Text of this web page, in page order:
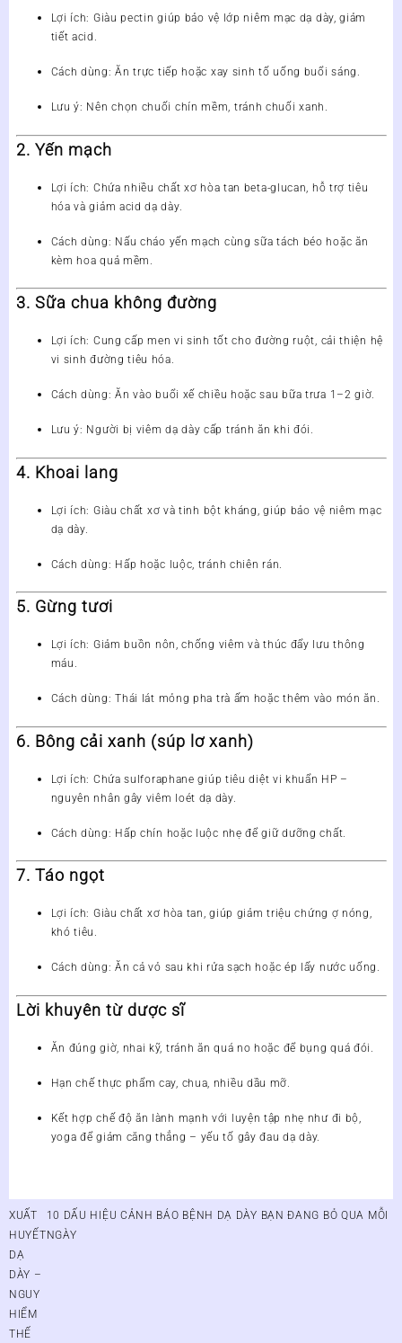
Lợi ích: Giàu pectin giúp bảo vệ lớp niêm mạc dạ dày, giảm
tiết acid.
Cách dùng: Ăn trực tiếp hoặc xay sinh tố uống buổi sáng.
Lưu ý: Nên chọn chuối chín mềm, tránh chuối xanh.
2. Yến mạch
Lợi ích: Chứa nhiều chất xơ hòa tan beta-glucan, hỗ trợ tiêu
hóa và giảm acid dạ dày.
Cách dùng: Nấu cháo yến mạch cùng sữa tách béo hoặc ăn
kèm hoa quả mềm.
3. Sữa chua không đường
Lợi ích: Cung cấp men vi sinh tốt cho đường ruột, cải thiện hệ
vi sinh đường tiêu hóa.
Cách dùng: Ăn vào buổi xế chiều hoặc sau bữa trưa 1–2 giờ.
Lưu ý: Người bị viêm dạ dày cấp tránh ăn khi đói.
4. Khoai lang
Lợi ích: Giàu chất xơ và tinh bột kháng, giúp bảo vệ niêm mạc
dạ dày.
Cách dùng: Hấp hoặc luộc, tránh chiên rán.
5. Gừng tươi
Lợi ích: Giảm buồn nôn, chống viêm và thúc đẩy lưu thông
máu.
Cách dùng: Thái lát mỏng pha trà ấm hoặc thêm vào món ăn.
6. Bông cải xanh (súp lơ xanh)
Lợi ích: Chứa sulforaphane giúp tiêu diệt vi khuẩn HP –
nguyên nhân gây viêm loét dạ dày.
Cách dùng: Hấp chín hoặc luộc nhẹ để giữ dưỡng chất.
7. Táo ngọt
Lợi ích: Giàu chất xơ hòa tan, giúp giảm triệu chứng ợ nóng,
khó tiêu.
Cách dùng: Ăn cả vỏ sau khi rửa sạch hoặc ép lấy nước uống.
Lời khuyên từ dược sĩ
Ăn đúng giờ, nhai kỹ, tránh ăn quá no hoặc để bụng quá đói.
Hạn chế thực phẩm cay, chua, nhiều dầu mỡ.
Kết hợp chế độ ăn lành mạnh với luyện tập nhẹ như đi bộ,
yoga để giảm căng thẳng – yếu tố gây đau dạ dày.
Điều
hướng
bài
viết
XUẤT
HUYẾT
DẠ
DÀY –
NGUY
HIỂM
THẾ
10 DẤU HIỆU CẢNH BÁO BỆNH DẠ DÀY BẠN ĐANG BỎ QUA MỖI
NGÀY